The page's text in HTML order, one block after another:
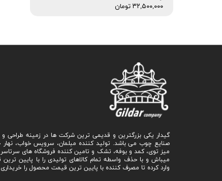
۳۲,۵۰۰,۰۰۰ تومان
گیدار یکی بزرگترین و قدیمی ترین شرکت ها در زمینه طراحی و
صنایع چوب می باشد. تولید کننده مبلمان، سرویس خواب، نهار
میز توی، کمد و بوفه، تشک و تامین کننده فروشگاه های
میباش و با حذف واسطه تمام کالاهای تولیدی را با پایین
وارد کرده تا مصرف کننده با پایین ترین قیمت محصول را